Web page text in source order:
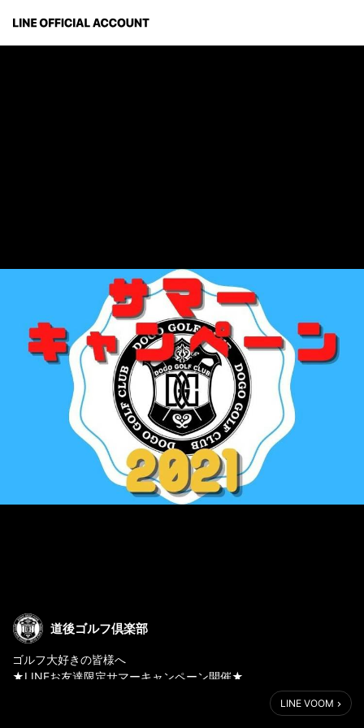
道後ゴルフ倶楽部
ゴルフ大好きの皆様へ
★LINEお友達限定サマーキャンペーン開催★
期間中LINEお友達限定のゴルフプレー割引キャンペーンを開催し
LINE VOOM